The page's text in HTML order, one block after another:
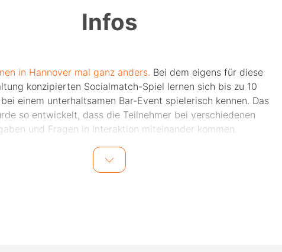
Infos
in Hannover mal ganz anders. Bei dem eigens für diese
konzipierten Socialmatch-Spiel lernen sich bis zu 10
einem unterhaltsamen Bar-Event spielerisch kennen. Das
so entwickelt, dass die Teilnehmer bei verschiedenen
und Fragen in Interaktion miteinander kommen.
Spiels und dem Moderator vor Ort wird das Eis schnell
und die Teilnehmer lernen sich im Laufe des Abends mit viel